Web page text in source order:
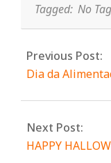
Tagged: No
Previous Post:
Dia da
Next Post:
HAPPY